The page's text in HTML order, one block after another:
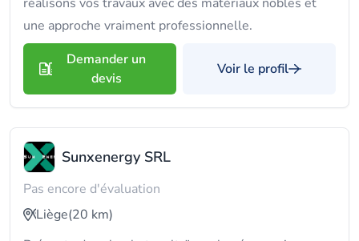
une approche vraiment professionnelle.
Demander un
devis
Voir le profil
Sunxenergy SRL
Pas encore d'évaluation
Liège(20 km)